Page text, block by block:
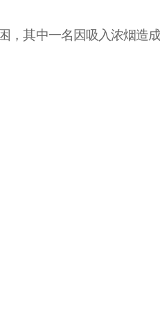
，其中一名因吸入浓烟造